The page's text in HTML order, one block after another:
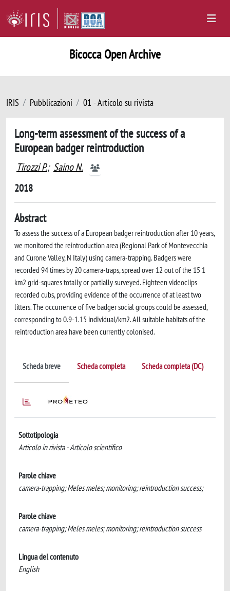
Bicocca Open Archive
IRIS Pubblicazioni 01 - Articolo su rivista
Long-term assessment of the success of a
European badger reintroduction
Tirozzi P.; Saino N.
2018
Abstract
To assess the success of a European badger reintroduction after 10 years,
we monitored the reintroduction area (Regional Park of Montevecchia
and Curone Valley, N Italy) using camera-trapping. Badgers were
recorded 94 times by 20 camera-traps, spread over 12 out of the 15 1
km2 grid-squares totally or partially surveyed. Eighteen videoclips
recorded cubs, providing evidence of the occurrence of at least two
litters. The occurrence of five badger social groups could be assessed,
corresponding to 0.9-1.15 individual/km2. All suitable habitats of the
reintroduction area have been currently colonised.
Scheda breve Scheda completa Scheda completa (DC)
Sottotipologia
Articolo in rivista - Articolo scientifico
Parole chiave
camera-trapping; Meles meles; monitoring; reintroduction success;
Parole chiave
camera-trapping; Meles meles; monitoring; reintroduction success
Lingua del contenuto
English